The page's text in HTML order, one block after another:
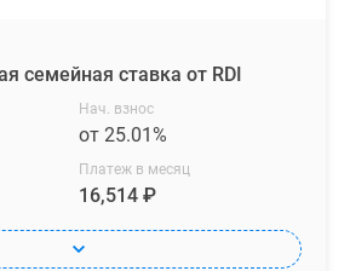
семейная ставка от RDI
Нач. взнос
от 25.01%
Платеж в месяц
16,514 ₽